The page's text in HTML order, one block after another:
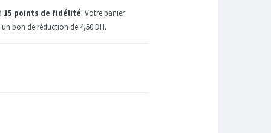
15 points de fidélité. Votre panier
bon de réduction de4,50 DH.